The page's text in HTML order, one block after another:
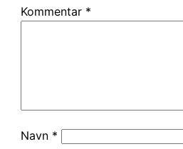
Kommentar *
Navn *